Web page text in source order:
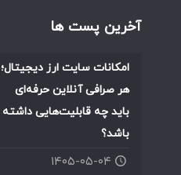
آخرین پست ها
امکانات سایت ارز دیجیتال؛
هر صرافی آنلاین حرفه‌ای
باید چه قابلیت‌هایی داشته
باشد؟
۱۴۰۵-۰۵-۰۴